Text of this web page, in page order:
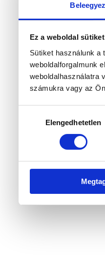
Ez a weboldal
Sütiket használunk
weboldalforgalmunk
weboldalhasználatra
számukra vagy az
kiválasztásaElengedhetetlen
Application error: a